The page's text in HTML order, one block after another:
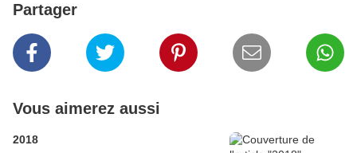
Partager
Vous aimerez aussi
2018